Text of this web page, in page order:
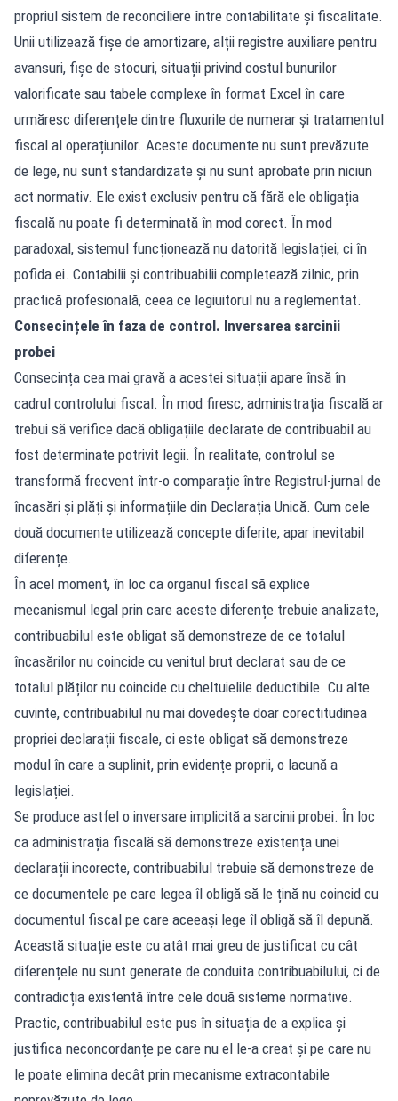
propriul sistem de reconciliere între contabilitate și fiscalitate.
Unii utilizează fișe de amortizare, alții registre auxiliare pentru
avansuri, fișe de stocuri, situații privind costul bunurilor
valorificate sau tabele complexe în format Excel în care
urmăresc diferențele dintre fluxurile de numerar și tratamentul
fiscal al operațiunilor. Aceste documente nu sunt prevăzute
de lege, nu sunt standardizate și nu sunt aprobate prin niciun
act normativ. Ele exist exclusiv pentru că fără ele obligația
fiscală nu poate fi determinată în mod corect. În mod
paradoxal, sistemul funcționează nu datorită legislației, ci în
pofida ei. Contabilii și contribuabilii completează zilnic, prin
practică profesională, ceea ce legiuitorul nu a reglementat.
Consecințele în faza de control. Inversarea sarcinii
probei
Consecința cea mai gravă a acestei situații apare însă în
cadrul controlului fiscal. În mod firesc, administrația fiscală ar
trebui să verifice dacă obligațiile declarate de contribuabil au
fost determinate potrivit legii. În realitate, controlul se
transformă frecvent într-o comparație între Registrul-jurnal de
încasări și plăți și informațiile din Declarația Unică. Cum cele
două documente utilizează concepte diferite, apar inevitabil
diferențe.
În acel moment, în loc ca organul fiscal să explice
mecanismul legal prin care aceste diferențe trebuie analizate,
contribuabilul este obligat să demonstreze de ce totalul
încasărilor nu coincide cu venitul brut declarat sau de ce
totalul plăților nu coincide cu cheltuielile deductibile. Cu alte
cuvinte, contribuabilul nu mai dovedește doar corectitudinea
propriei declarații fiscale, ci este obligat să demonstreze
modul în care a suplinit, prin evidențe proprii, o lacună a
legislației.
Se produce astfel o inversare implicită a sarcinii probei. În loc
ca administrația fiscală să demonstreze existența unei
declarații incorecte, contribuabilul trebuie să demonstreze de
ce documentele pe care legea îl obligă să le țină nu coincid cu
documentul fiscal pe care aceeași lege îl obligă să îl depună.
Această situație este cu atât mai greu de justificat cu cât
diferențele nu sunt generate de conduita contribuabilului, ci de
contradicția existentă între cele două sisteme normative.
Practic, contribuabilul este pus în situația de a explica și
justifica neconcordanțe pe care nu el le-a creat și pe care nu
le poate elimina decât prin mecanisme extracontabile